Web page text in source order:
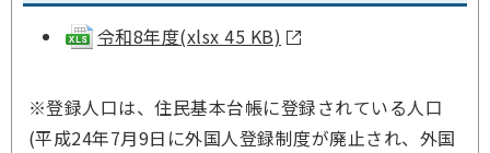
令和8年度(xlsx 45 KB)
※登録人口は、住民基本台帳に登録されている人口
(平成24年7月9日に外国人登録制度が廃止され、外国